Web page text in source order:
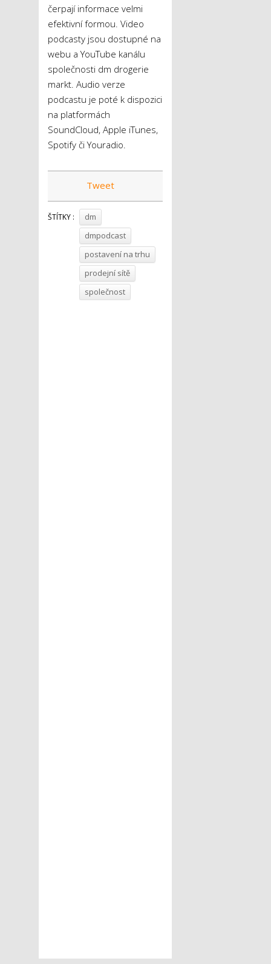
čerpají informace velmi
efektivní formou. Video
podcasty jsou dostupné na
webu a YouTube kanálu
společnosti dm drogerie
markt. Audio verze
podcastu je poté k dispozici
na platformách
SoundCloud, Apple iTunes,
Spotify či Youradio.
Tweet
ŠTÍTKY :
dm
dmpodcast
postavení na trhu
prodejní sítě
společnost